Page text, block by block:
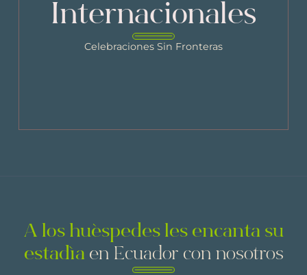
Internacionales
Celebraciones Sin Fronteras
A los huéspedes les encanta su
estadía en Ecuador con nosotros